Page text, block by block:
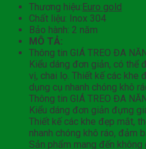
Thương hiệu:Euro gold
Chất liệu: Inox 304
Bảo hành: 2 năm
MÔ TẢ:
Thông tin GIÁ TREO ĐA
Kiểu dáng đơn giản, có thể
vị, chai lọ. Thiết kế các khe
dụng cụ nhanh chóng khô
Thông tin GIÁ TREO ĐA
Kiểu dáng đơn giản đựng
Thiết kế các khe đẹp mắt,
nhanh chóng khô ráo, đảm
Sản phẩm mang đến